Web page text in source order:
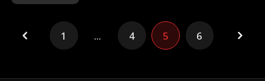
が、マシューのネックレスに宿敵の誕生日が
刻まれているのを見つけ、自分はただの身代
わりだと誤解した……
1 ... 4 5 6